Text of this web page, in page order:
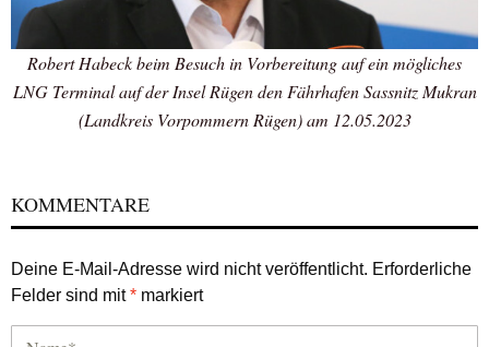
Robert Habeck beim Besuch in Vorbereitung auf ein mögliches
LNG Terminal auf der Insel Rügen den Fährhafen Sassnitz Mukran
(Landkreis Vorpommern Rügen) am 12.05.2023
KOMMENTARE
Deine E-Mail-Adresse wird nicht veröffentlicht. Erforderliche
Felder sind mit* markiert